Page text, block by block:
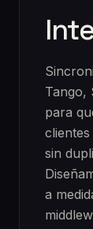
Tango,
para
sin
a